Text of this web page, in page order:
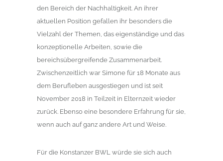
den Bereich der Nachhaltigkeit. An ihrer
aktuellen Position gefallen ihr besonders die
Vielzahl der Themen, das eigenständige und das
konzeptionelle Arbeiten, sowie die
bereichsübergreifende Zusammenarbeit.
Zwischenzeitlich war Simone für 18 Monate aus
dem Berufleben ausgestiegen und ist seit
November 2018 in Teilzeit in Elternzeit wieder
zurück. Ebenso eine besondere Erfahrung für sie,
wenn auch auf ganz andere Art und Weise.
Für die Konstanzer BWL würde sie sich auch